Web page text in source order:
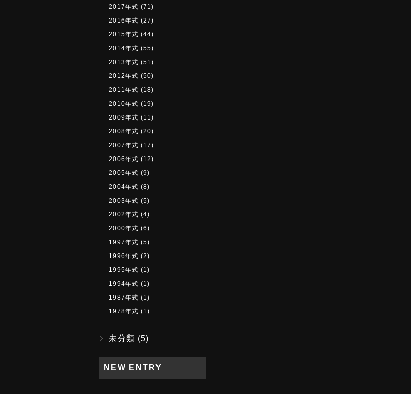
2017年式 (71)
2016年式 (27)
2015年式 (44)
2014年式 (55)
2013年式 (51)
2012年式 (50)
2011年式 (18)
2010年式 (19)
2009年式 (11)
2008年式 (20)
2007年式 (17)
2006年式 (12)
2005年式 (9)
2004年式 (8)
2003年式 (5)
2002年式 (4)
2000年式 (6)
1997年式 (5)
1996年式 (2)
1995年式 (1)
1994年式 (1)
1987年式 (1)
1978年式 (1)
未分類 (5)
NEW ENTRY